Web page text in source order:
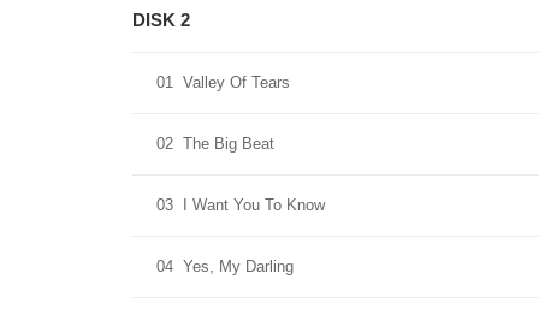
DISK 2
01 Valley Of Tears
02 The Big Beat
03 I Want You To Know
04 Yes, My Darling